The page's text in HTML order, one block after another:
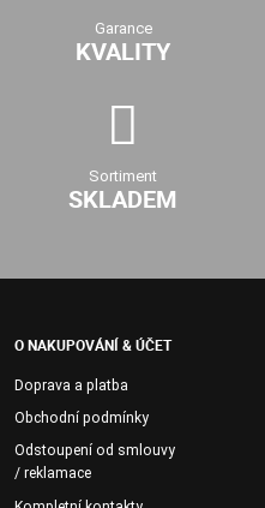
Garance
KVALITY
Sortiment
SKLADEM
O NAKUPOVÁNÍ & ÚČET
Doprava a platba
Obchodní podmínky
Odstoupení od smlouvy
/ reklamace